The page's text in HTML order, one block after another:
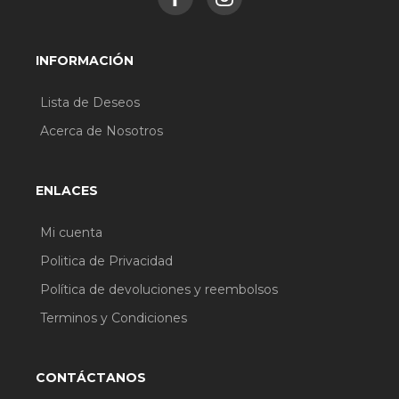
HIDRÓXIDO DE ALUMINIO, ALÚMINA, SÍLICE,
DIÓXIDO DE TITANIO, CI 77491, CI 77492, CI
INFORMACIÓN
Lista de Deseos
Acerca de Nosotros
ENLACES
Mi cuenta
Politica de Privacidad
Política de devoluciones y reembolsos
Terminos y Condiciones
CONTÁCTANOS